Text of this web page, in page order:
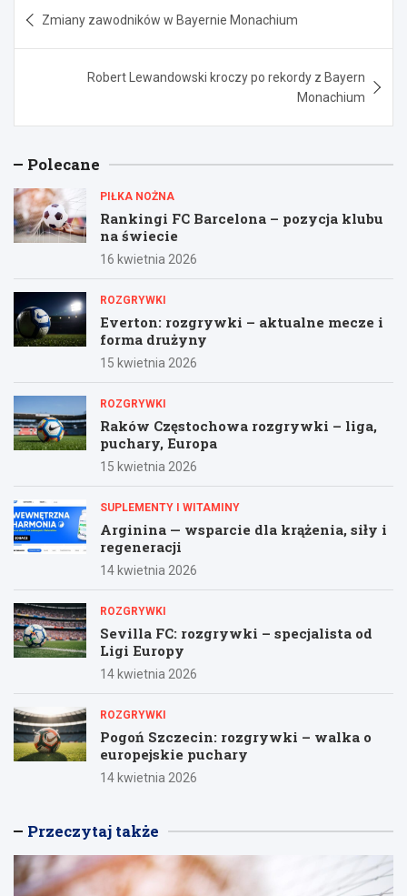
wpisu
Zmiany zawodników w Bayernie Monachium
Robert Lewandowski kroczy po rekordy z Bayern
Monachium
Polecane
PIŁKA NOŻNA
Rankingi FC Barcelona – pozycja klubu
na świecie
16 kwietnia 2026
ROZGRYWKI
Everton: rozgrywki – aktualne mecze i
forma drużyny
15 kwietnia 2026
ROZGRYWKI
Raków Częstochowa rozgrywki – liga,
puchary, Europa
15 kwietnia 2026
SUPLEMENTY I WITAMINY
Arginina — wsparcie dla krążenia, siły i
regeneracji
14 kwietnia 2026
ROZGRYWKI
Sevilla FC: rozgrywki – specjalista od
Ligi Europy
14 kwietnia 2026
ROZGRYWKI
Pogoń Szczecin: rozgrywki – walka o
europejskie puchary
14 kwietnia 2026
Przeczytaj także